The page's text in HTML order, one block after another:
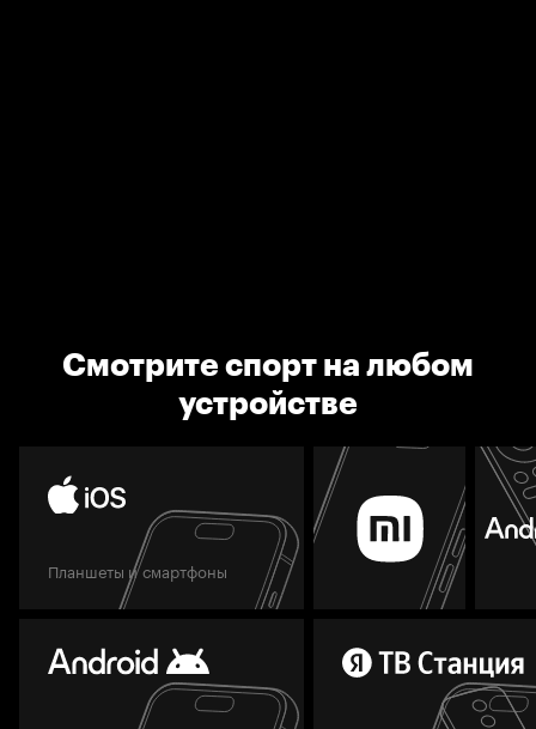
Смотрите спорт на любом
устройстве
Планшеты и смартфоны